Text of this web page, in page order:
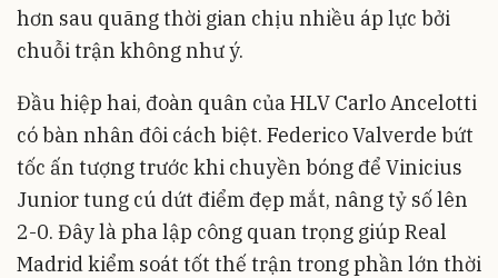
hơn sau quãng thời gian chịu nhiều áp lực bởi
chuỗi trận không như ý.
Đầu hiệp hai, đoàn quân của HLV Carlo Ancelotti
có bàn nhân đôi cách biệt. Federico Valverde bứt
tốc ấn tượng trước khi chuyền bóng để Vinicius
Junior tung cú dứt điểm đẹp mắt, nâng tỷ số lên
2-0. Đây là pha lập công quan trọng giúp Real
Madrid kiểm soát tốt thế trận trong phần lớn thời